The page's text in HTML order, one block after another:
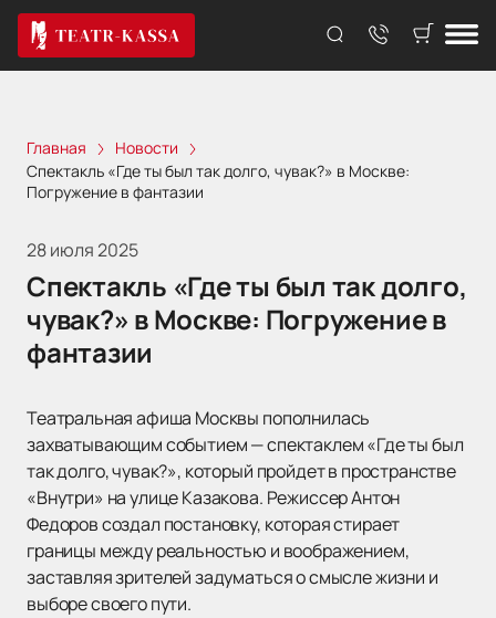
Главная
Новости
Спектакль «Где ты был так долго, чувак?» в Москве:
Погружение в фантазии
28 июля 2025
Спектакль «Где ты был так долго,
чувак?» в Москве: Погружение в
фантазии
Театральная афиша Москвы пополнилась
захватывающим событием — спектаклем «Где ты был
так долго, чувак?», который пройдет в пространстве
«Внутри» на улице Казакова. Режиссер Антон
Федоров создал постановку, которая стирает
границы между реальностью и воображением,
заставляя зрителей задуматься о смысле жизни и
выборе своего пути.